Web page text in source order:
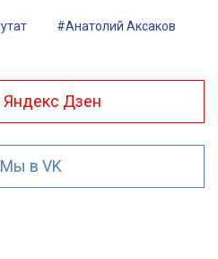
#Анатолий Аксаков
Дзен
Мы в VK